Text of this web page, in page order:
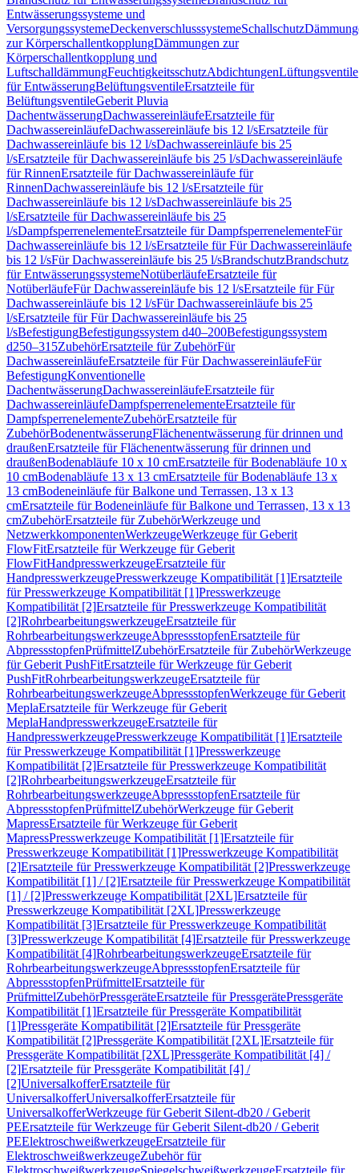
Entwässerungssysteme und
VersorgungssystemeDeckenverschlusssystemeSchallschutz
zur KörperschallentkopplungDämmungen zur
Körperschallentkopplung und
LuftschalldämmungFeuchtigkeitsschutzAbdichtungenLüftungsventile
für EntwässerungBelüftungsventileErsatzteile für
BelüftungsventileGeberit Pluvia
DachentwässerungDachwassereinläufeErsatzteile für
DachwassereinläufeDachwassereinläufe bis 12 l/sErsatzteile für
Dachwassereinläufe bis 12 l/sDachwassereinläufe bis 25
l/sErsatzteile für Dachwassereinläufe bis 25 l/sDachwassereinläufe
für RinnenErsatzteile für Dachwassereinläufe für
RinnenDachwassereinläufe bis 12 l/sErsatzteile für
Dachwassereinläufe bis 12 l/sDachwassereinläufe bis 25
l/sErsatzteile für Dachwassereinläufe bis 25
l/sDampfsperrenelementeErsatzteile für DampfsperrenelementeFür
Dachwassereinläufe bis 12 l/sErsatzteile für Für Dachwassereinläufe
bis 12 l/sFür Dachwassereinläufe bis 25 l/sBrandschutzBrandschutz
für EntwässerungssystemeNotüberläufeErsatzteile für
NotüberläufeFür Dachwassereinläufe bis 12 l/sErsatzteile für Für
Dachwassereinläufe bis 12 l/sFür Dachwassereinläufe bis 25
l/sErsatzteile für Für Dachwassereinläufe bis 25
l/sBefestigungBefestigungssystem d40–200Befestigungssystem
d250–315ZubehörErsatzteile für ZubehörFür
DachwassereinläufeErsatzteile für Für DachwassereinläufeFür
BefestigungKonventionelle
DachentwässerungDachwassereinläufeErsatzteile für
DachwassereinläufeDampfsperrenelementeErsatzteile für
DampfsperrenelementeZubehörErsatzteile für
ZubehörBodenentwässerungFlächenentwässerung für drinnen und
draußenErsatzteile für Flächenentwässerung für drinnen und
draußenBodenabläufe 10 x 10 cmErsatzteile für Bodenabläufe 10 x
10 cmBodenabläufe 13 x 13 cmErsatzteile für Bodenabläufe 13 x
13 cmBodeneinläufe für Balkone und Terrassen, 13 x 13
cmErsatzteile für Bodeneinläufe für Balkone und Terrassen, 13 x 13
cmZubehörErsatzteile für ZubehörWerkzeuge und
NetzwerkkomponentenWerkzeugeWerkzeuge für Geberit
FlowFitErsatzteile für Werkzeuge für Geberit
FlowFitHandpresswerkzeugeErsatzteile für
HandpresswerkzeugePresswerkzeuge Kompatibilität [1]Ersatzteile
für Presswerkzeuge Kompatibilität [1]Presswerkzeuge
Kompatibilität [2]Ersatzteile für Presswerkzeuge Kompatibilität
[2]RohrbearbeitungswerkzeugeErsatzteile für
RohrbearbeitungswerkzeugeAbpressstopfenErsatzteile für
AbpressstopfenPrüfmittelZubehörErsatzteile für ZubehörWerkzeuge
für Geberit PushFitErsatzteile für Werkzeuge für Geberit
PushFitRohrbearbeitungswerkzeugeErsatzteile für
RohrbearbeitungswerkzeugeAbpressstopfenWerkzeuge für Geberit
MeplaErsatzteile für Werkzeuge für Geberit
MeplaHandpresswerkzeugeErsatzteile für
HandpresswerkzeugePresswerkzeuge Kompatibilität [1]Ersatzteile
für Presswerkzeuge Kompatibilität [1]Presswerkzeuge
Kompatibilität [2]Ersatzteile für Presswerkzeuge Kompatibilität
[2]RohrbearbeitungswerkzeugeErsatzteile für
RohrbearbeitungswerkzeugeAbpressstopfenErsatzteile für
AbpressstopfenPrüfmittelZubehörWerkzeuge für Geberit
MapressErsatzteile für Werkzeuge für Geberit
MapressPresswerkzeuge Kompatibilität [1]Ersatzteile für
Presswerkzeuge Kompatibilität [1]Presswerkzeuge Kompatibilität
[2]Ersatzteile für Presswerkzeuge Kompatibilität [2]Presswerkzeuge
Kompatibilität [1] / [2]Ersatzteile für Presswerkzeuge Kompatibilität
[1] / [2]Presswerkzeuge Kompatibilität [2XL]Ersatzteile für
Presswerkzeuge Kompatibilität [2XL]Presswerkzeuge
Kompatibilität [3]Ersatzteile für Presswerkzeuge Kompatibilität
[3]Presswerkzeuge Kompatibilität [4]Ersatzteile für Presswerkzeuge
Kompatibilität [4]RohrbearbeitungswerkzeugeErsatzteile für
RohrbearbeitungswerkzeugeAbpressstopfenErsatzteile für
AbpressstopfenPrüfmittelErsatzteile für
PrüfmittelZubehörPressgeräteErsatzteile für PressgerätePressgeräte
Kompatibilität [1]Ersatzteile für Pressgeräte Kompatibilität
[1]Pressgeräte Kompatibilität [2]Ersatzteile für Pressgeräte
Kompatibilität [2]Pressgeräte Kompatibilität [2XL]Ersatzteile für
Pressgeräte Kompatibilität [2XL]Pressgeräte Kompatibilität [4] /
[2]Ersatzteile für Pressgeräte Kompatibilität [4] /
[2]UniversalkofferErsatzteile für
UniversalkofferUniversalkofferErsatzteile für
UniversalkofferWerkzeuge für Geberit Silent-db20 / Geberit
PEErsatzteile für Werkzeuge für Geberit Silent-db20 / Geberit
PEElektroschweißwerkzeugeErsatzteile für
ElektroschweißwerkzeugeZubehör für
ElektroschweißwerkzeugeSpiegelschweißwerkzeugeErsatzteile für